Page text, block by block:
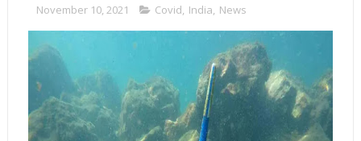
November 10, 2021 Covid, India, News